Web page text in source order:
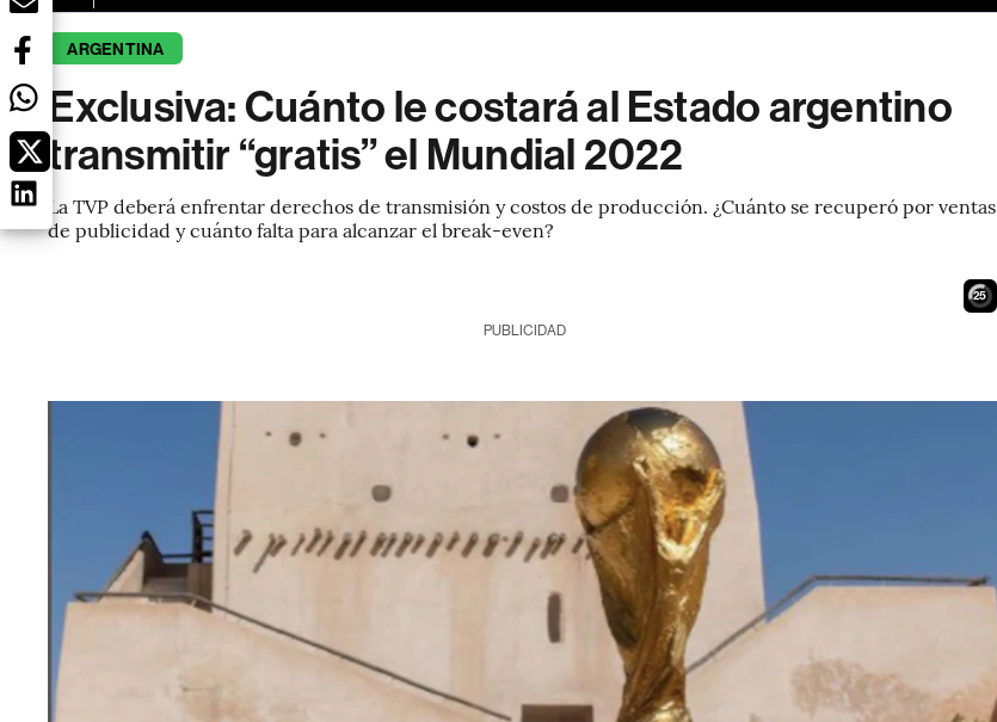
ARGENTINA
Exclusiva: Cuánto le costará al Estado argentino
transmitir “gratis” el Mundial 2022
La TVP deberá enfrentar derechos de transmisión y costos de producción. ¿Cuánto se recuperó por ventas
de publicidad y cuánto falta para alcanzar el break-even?
24
PUBLICIDAD